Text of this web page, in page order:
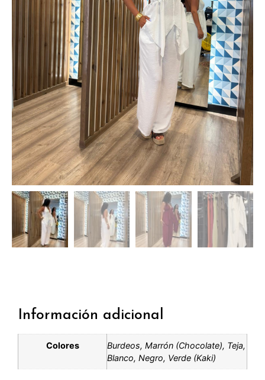
Información adicional
Colores
Burdeos, Marrón (Chocolate), Teja,
Blanco, Negro, Verde (Kaki)